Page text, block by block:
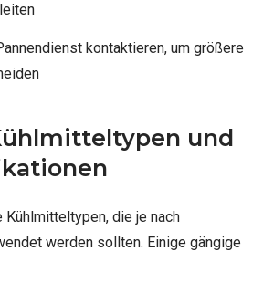
kontaktieren, um größere
und
die je nach
werden sollten. Einige gängige